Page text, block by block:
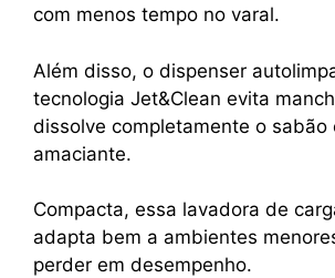
com menos tempo no varal.
Além disso, o dispenser
tecnologia Jet&Clean evita
dissolve completamente o sabão
amaciante.
Compacta, essa lavadora de
adapta bem a ambientes
perder em desempenho.